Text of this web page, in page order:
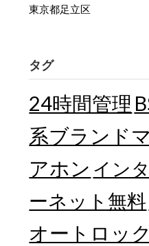
東京都足立区
タグ
24時間管理
系ブランド
アホン イン
ーネット無料
オートロック